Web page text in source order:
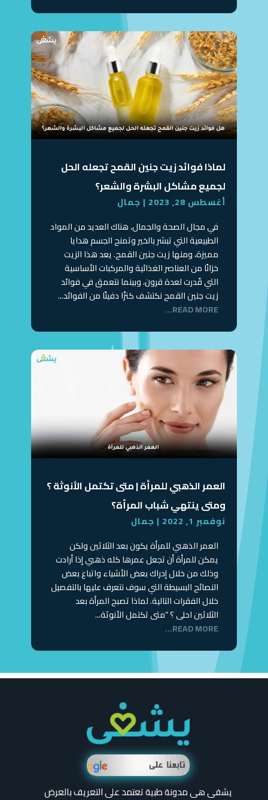
لماذا فوائد زيت جنين القمح تجعله الحل
لجميع مشاكل البشرة والشعر؟
أغسطس 28, 2023 | جمال
في مجال الصحة والجمال، هناك العديد من المواد
الطبيعية التي تبشر بالخير وتمنح الجسم هدايا
مميزة، ومنها زيت جنين القمح. يعد هذا الزيت
خزانًا من العناصر الغذائية والمركبات الأساسية
التي قُدرت لعدة قرون، وبينما نتعمق في فوائد
زيت جنين القمح نكتشف كنزًا دفينًا من الفوائد...
READ MORE...
العمر الذهبي للمرأة | متى تكتمل الأنوثة ؟
ومتى ينتهي شباب المرأة؟
نوفمبر 1, 2022 | جمال
العمر الذهبي للمرأة يكون بعد الثلاثين ولكن
يمكن للمرأة أن تجعل عمرها كله ذهبي إذا أرادت
وذلك من خلال إدراك بعض الأشياء واتباع بعض
النصائح البسيطة التي سوف نتعرف عليها بالتفصيل
خلال الفقرات التالية. لماذا تصبح المرأة بعد
الثلاثين احلى ؟ “متى تكتمل الأنوثة...
READ MORE...
يشفى هى مدونة طبية تعتمد على التعريف بالعرض